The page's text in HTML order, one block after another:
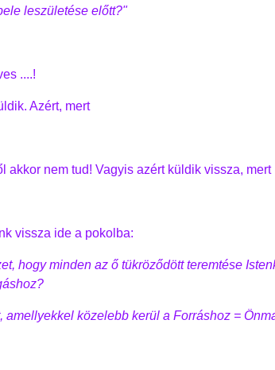
leszületése előtt?"
....!
Azért, mert
akkor nem tud! Vagyis azért küldik vissza, mert
vissza ide a pokolba:
hogy minden az ő tükröződött teremtése
közelebb kerül a Forráshoz =